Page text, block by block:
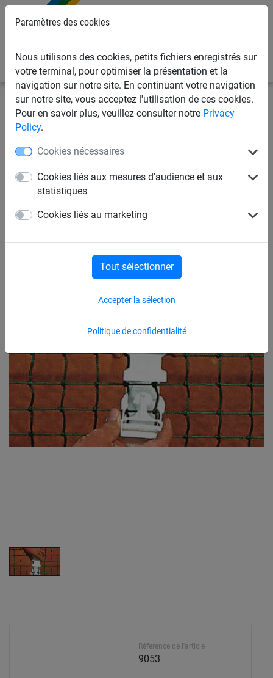
Paramètres des cookies
Nous utilisons des cookies, petits fichiers enregistrés sur
votre terminal, pour optimiser la présentation et la
navigation sur notre site. En continuant votre navigation
sur notre site, vous acceptez l'utilisation de ces cookies.
Pour en savoir plus, veuillez consulter notre Privacy
Policy.
Cookies nécessaires
Cookies liés aux mesures d'audience et aux
statistiques
Cookies liés au marketing
Politique de confidentialité
Accepter la sélection
Tout sélectionner
Filets de sports Tennis Accessoires de filets de tennis
Régulateur intégré
Référence de l'article
9053